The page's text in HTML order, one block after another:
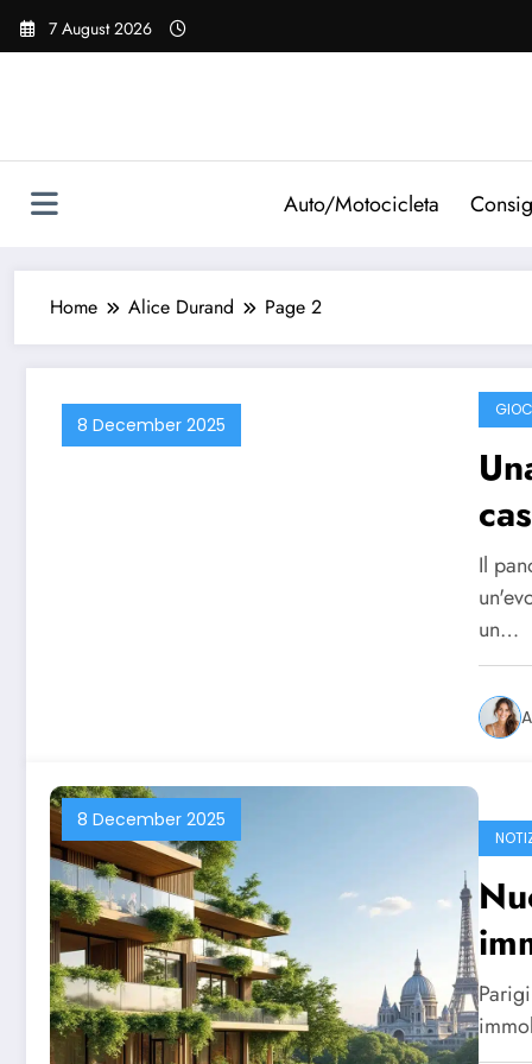
Vai
7 August 2026
Auto/Motocicleta
Home Alice Durand Page 2
8 December 2025
Il
un…
8 December 2025